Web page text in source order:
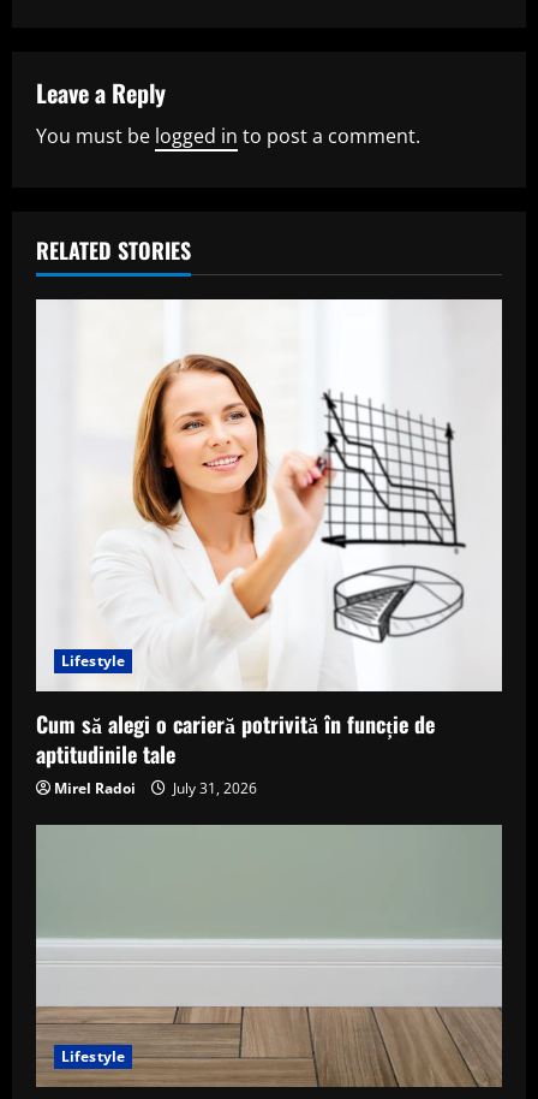
u
e
a
Leave a Reply
You must be logged in to post a comment.
RELATED STORIES
Lifestyle
Cum să alegi o carieră potrivită în funcție de
aptitudinile tale
Mirel Radoi July 31, 2026
Lifestyle